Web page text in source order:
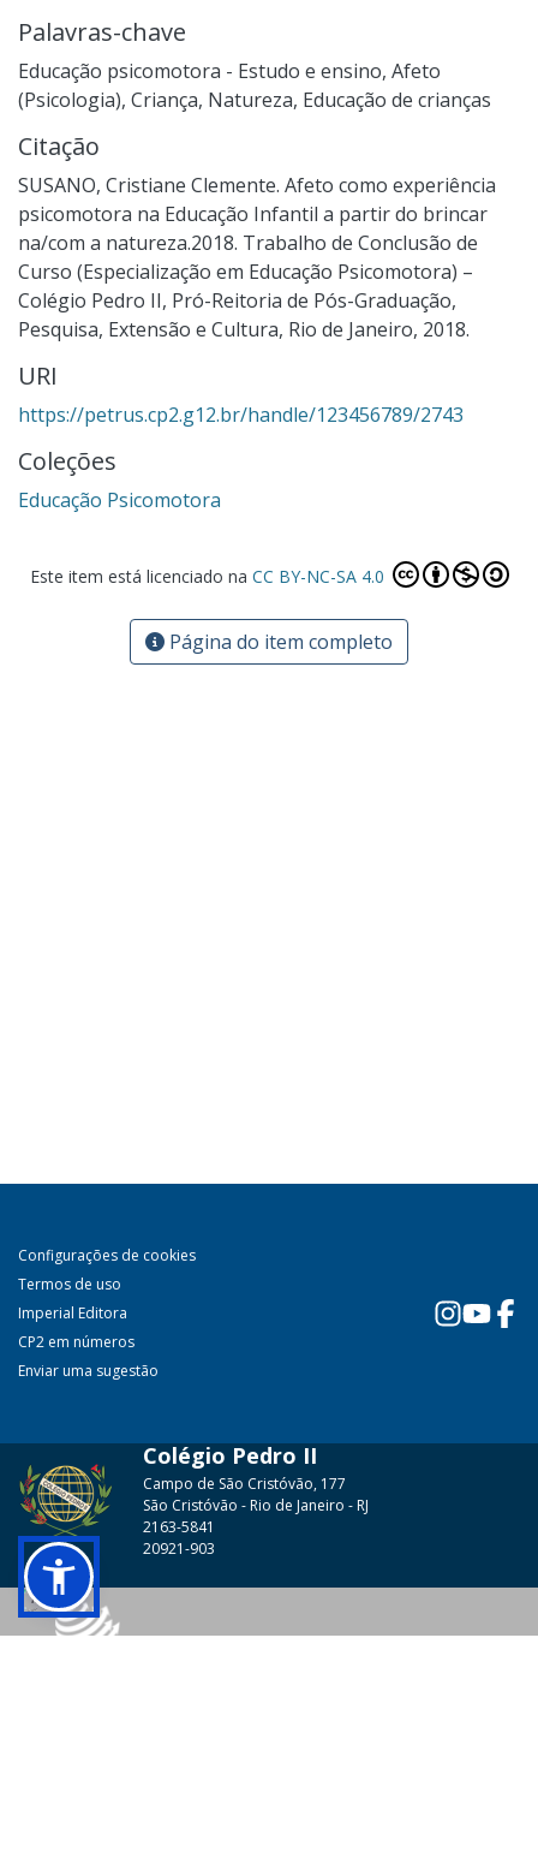
Palavras-chave
Educação psicomotora - Estudo e ensino, Afeto
(Psicologia), Criança, Natureza, Educação de crianças
Citação
SUSANO, Cristiane Clemente. Afeto como experiência
psicomotora na Educação Infantil a partir do brincar
na/com a natureza.2018. Trabalho de Conclusão de
Curso (Especialização em Educação Psicomotora) –
Colégio Pedro II, Pró-Reitoria de Pós-Graduação,
Pesquisa, Extensão e Cultura, Rio de Janeiro, 2018.
URI
https://petrus.cp2.g12.br/handle/123456789/2743
Coleções
Educação Psicomotora
Este item está licenciado na CC BY-NC-SA 4.0
Página do item completo
Configurações de cookies
Termos de uso
Imperial Editora
CP2 em números
Enviar uma sugestão
Colégio Pedro II
Campo de São Cristóvão, 177
São Cristóvão - Rio de Janeiro - RJ
2163-5841
20921-903